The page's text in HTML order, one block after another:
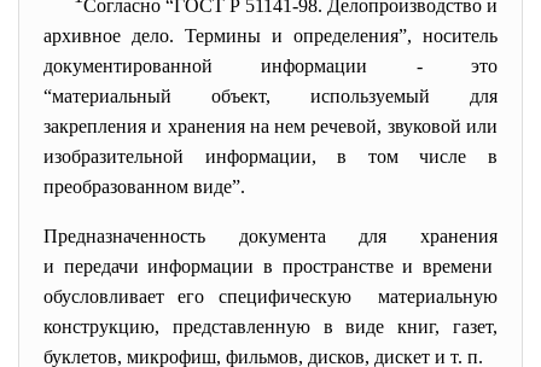
Согласно “ГОСТ Р 51141-98. Делопроизводство и
архивное дело. Термины и определения”, носитель
документированной информации - это
“материальный объект, используемый для
закрепления и хранения на нем речевой, звуковой или
изобразительной информации, в том числе в
преобразованном виде”.
Предназначенность документа для хранения
и передачи информации в пространстве и времени
обусловливает его специфическую материальную
конструкцию, представленную в виде книг, газет,
буклетов, микрофиш, фильмов, дисков, дискет и т. п.